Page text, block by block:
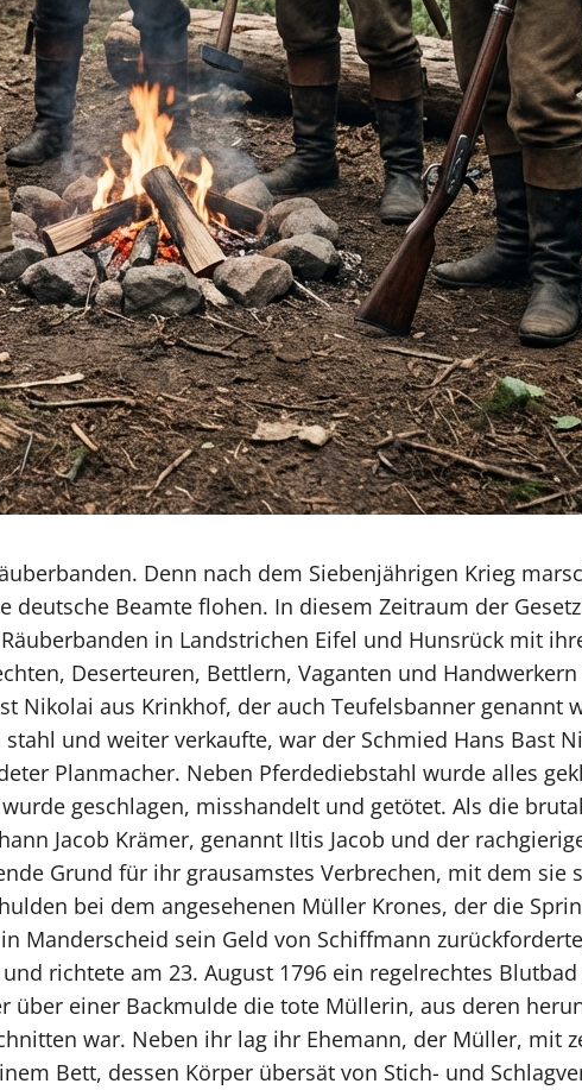
Denn nach dem Siebenjährigen Krieg
Beamte flohen. In diesem Zeitraum der
in Landstrichen Eifel und Hunsrück mit
Deserteuren, Bettlern, Vaganten und
Nikolai aus Krinkhof, der auch Teufelsbanner genannt
und weiter verkaufte, war der Schmied Hans Bast
Planmacher. Neben Pferdediebstahl wurde alles
geschlagen, misshandelt und getötet. Als die
Jacob Krämer, genannt Iltis Jacob und der
Grund für ihr grausamstes Verbrechen, mit dem sie
bei dem angesehenen Müller Krones, der die
Manderscheid sein Geld von Schiffmann
richtete am 23. August 1796 ein regelrechtes
einer Backmulde die tote Müllerin, aus deren
war. Neben ihr lag ihr Ehemann, der Müller, mit
Bett, dessen Körper übersät von Stich- und